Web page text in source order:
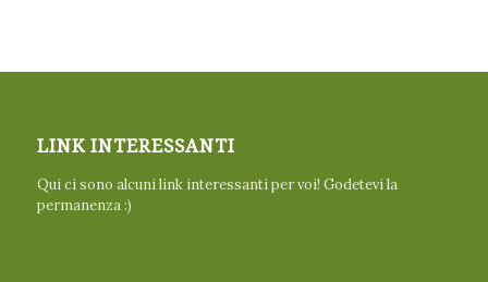
LINK INTERESSANTI
Qui ci sono alcuni link interessanti per voi! Godetevi la
permanenza :)